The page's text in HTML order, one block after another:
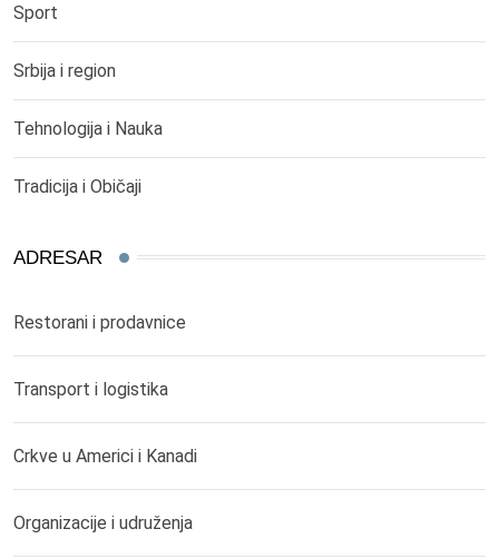
Sport
Srbija i region
Tehnologija i Nauka
Tradicija i Običaji
ADRESAR
Restorani i prodavnice
Transport i logistika
Crkve u Americi i Kanadi
Organizacije i udruženja